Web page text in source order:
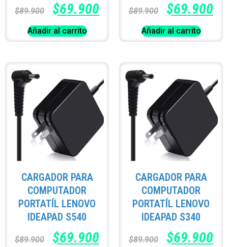
$89.900 $69.900
Añadir al carrito
$89.900 $69.900
Añadir al carrito
CARGADOR PARA
COMPUTADOR
PORTATÍL LENOVO
IDEAPAD S540
$89.900 $69.900
CARGADOR PARA
COMPUTADOR
PORTATÍL LENOVO
IDEAPAD S340
$89.900 $69.900